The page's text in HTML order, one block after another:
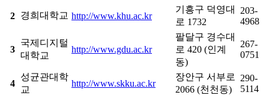
2 경희대학교 http://www.khu.ac.kr
기흥구 덕영대
로 1732
203-
4968
3
국제디지털
대학교
http://www.gdu.ac.kr
팔달구 경수대
로 420 (인계
동)
267-
0751
4
성균관대학
교
http://www.skku.ac.kr
장안구 서부로
2066 (천천동)
290-
5114